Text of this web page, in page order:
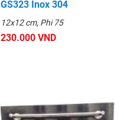
GS323 Inox 304
12x12 cm, Phi 75
230.000 VND